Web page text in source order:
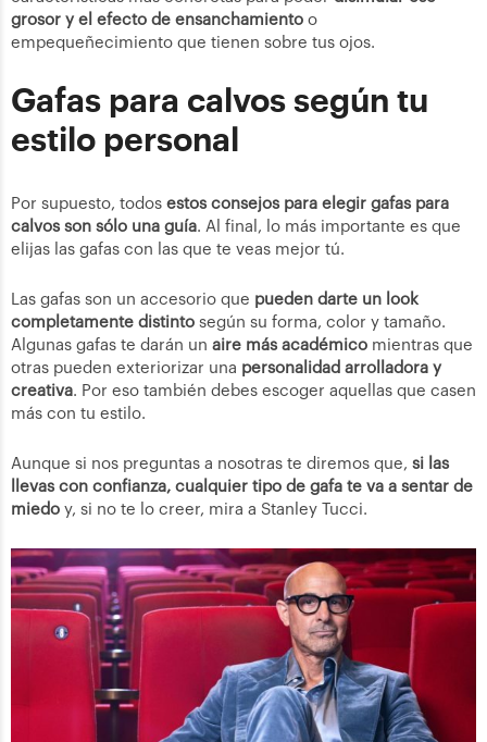
grosor y el efecto de ensanchamiento o
empequeñecimiento que tienen sobre tus ojos.
Gafas para calvos según tu
estilo personal
Por supuesto, todos estos consejos para elegir gafas para
calvos son sólo una guía. Al final, lo más importante es que
elijas las gafas con las que te veas mejor tú.
Las gafas son un accesorio que pueden darte un look
completamente distinto según su forma, color y tamaño.
Algunas gafas te darán un aire más académico mientras que
otras pueden exteriorizar una personalidad arrolladora y
creativa. Por eso también debes escoger aquellas que casen
más con tu estilo.
Aunque si nos preguntas a nosotras te diremos que, si las
llevas con confianza, cualquier tipo de gafa te va a sentar de
miedo y, si no te lo creer, mira a Stanley Tucci.